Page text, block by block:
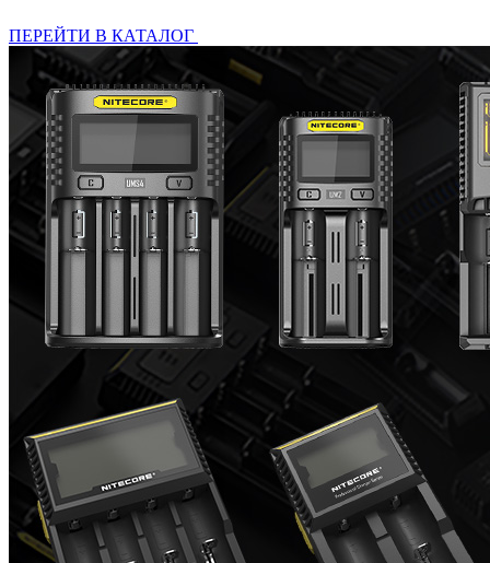
ПЕРЕЙТИ В КАТАЛОГ